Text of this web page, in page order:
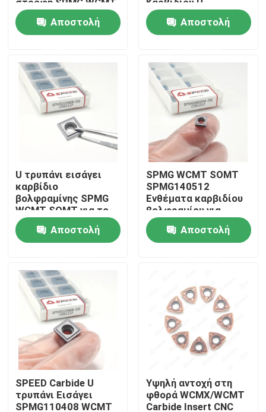
Αρχική Σελίδα
Προϊόντα
Σχετικά με εμάς
Γύρος εργοστασίων
επαφή
Όλες οι περιπτώσεις
Ένθετο άλεσης καρβιδίου
στροφή SPMG WCMT
WCMX SPMX για
τοποθετήσεις
τρυπάνις U του
Αποστολή
Καρβιδίου U
Εισαρτήματα τρυπών
με επικάλυψη PVD
CVD
Αποστολή
U τρυπάνι εισάγει
καρβίδιο
βολφραμίνης SPMG
WCMT SOMT για το
κοπτικό κοπτήρα
Αποστολή
SPMG WCMT SOMT
SPMG140512
Ενθέματα καρβιδίου
βολφραμίου για
ακριβή κατεργασία
μετάλλωνΑποστολή
SPEED Carbide U
τρυπάνι Εισάγει
SPMG110408 WCMT
Υψηλή αντοχή στη
φθορά WCMX/WCMT
Carbide Insert CNC